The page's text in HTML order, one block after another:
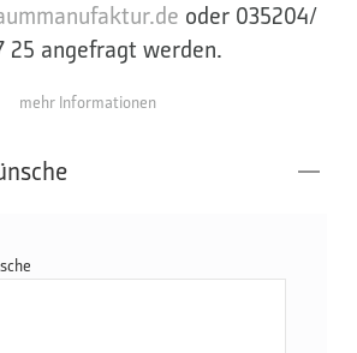
oder 035204/
25 angefragt werden.
mehr Informationen